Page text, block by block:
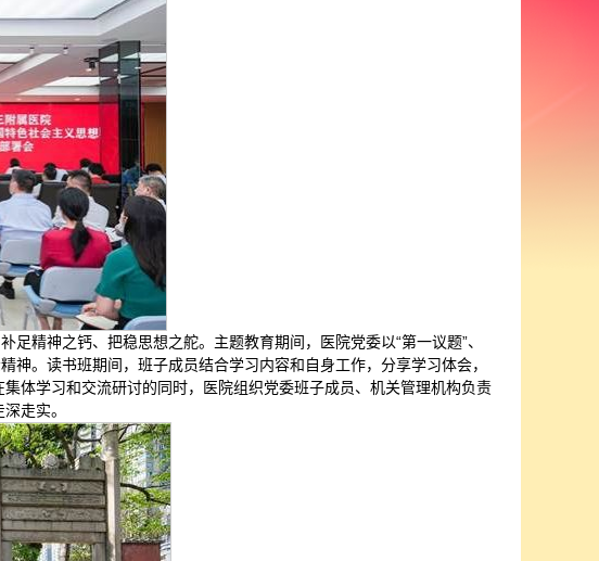
精神之钙、把稳思想之舵。主题教育期间，医院党委以“第一议题”、
。读书班期间，班子成员结合学习内容和自身工作，分享学习体会，
体学习和交流研讨的同时，医院组织党委班子成员、机关管理机构负责
走实。